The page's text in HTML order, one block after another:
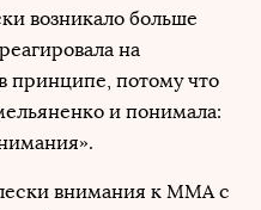
возникало больше
на
принципе, потому что
и понимала:
внимания к ММА с